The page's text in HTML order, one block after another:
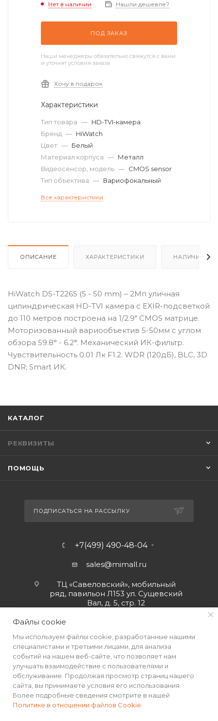
Нет в наличии Нашли дешевле?
ПОД ЗАКАЗ
Наши менеджеры обязательно свяжутся с вами
и уточнят условия заказа
Хочу в подарок
Характеристики
Тип товара — HD-TVI-камера
Бренд — HiWatch
Цвет — Белый
Материал корпуса — Металл
Видеосенсор, модель — CMOS sensor
Тип объектива — Вариофокальный
Все характеристики
ОПИСАНИЕ ХАРАКТЕРИСТИКИ НАЛИЧИЕ
HiWatch DS-T226S (5 - 50 mm) – 2Мп уличная
цилиндрическая HD-TVI камера с EXIR-подсветкой
до 110 метров построена на 1/2.9" CMOS матрице.
Моторизованный вариообъектив 5-50мм с углом
обзора 59.8° - 6.2°. Механический ИК-фильтр.
Чувствительность 0.01 Лк F1.2. WDR (120дБ), BLC, 3D
DNR; Smart ИК.
КАТАЛОГ
РЕКВИЗИТЫ
ПОМОЩЬ
ПОДПИСАТЬСЯ НА РАССЫЛКУ
+7(499) 490-48-04
sales@mimall.ru
ТЦ «Савеловский», мобильный
ряд, павильон Л153 ул. Сущевский
Вал, д. 5, стр. 12
2026 © Интернет-магазин MiMall® • Не является публичной
Файлы cookie
Мы используем файлы cookie, разработанные нашими
специалистами и третьими лицами, для анализа
событий на нашем веб-сайте, что позволяет нам
улучшать взаимодействие с пользователями и
обслуживание. Продолжая просмотр страниц нашего
сайта, вы принимаете условия его использования.
Более подробные сведения смотрите в нашей
Политике в отношении файлов Cookie